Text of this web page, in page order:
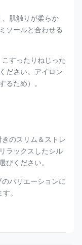
肌触りが柔らか
ソールと合わせる
すったりねじった
ださい。アイロン
るため）。
のスリム＆ストレ
ラックスしたシル
びください。
バリエーションに
。